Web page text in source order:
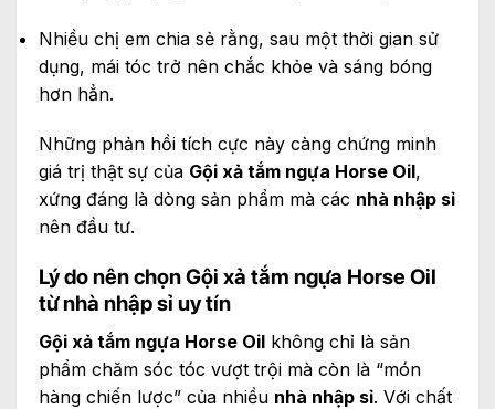
Nhiều chị em chia sẻ rằng, sau một thời gian sử
dụng, mái tóc trở nên chắc khỏe và sáng bóng
hơn hẳn.
Những phản hồi tích cực này càng chứng minh
giá trị thật sự của Gội xả tắm ngựa Horse Oil,
xứng đáng là dòng sản phẩm mà các nhà nhập sỉ
nên đầu tư.
Lý do nên chọn Gội xả tắm ngựa Horse Oil
từ nhà nhập sỉ uy tín
Gội xả tắm ngựa Horse Oil không chỉ là sản
phẩm chăm sóc tóc vượt trội mà còn là “món
hàng chiến lược” của nhiều nhà nhập sỉ. Với chất